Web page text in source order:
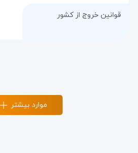
قوانین خروج از کشور
موارد بیشتر